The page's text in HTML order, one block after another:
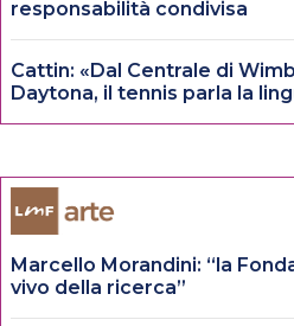
responsabilità condivisa
Cattin: «Dal Centrale di
Daytona, il tennis parla la
Marcello Morandini: “la
vivo della ricerca”